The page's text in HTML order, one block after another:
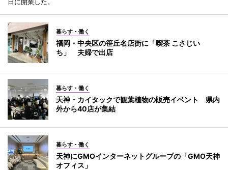
暮らす・働く
福岡・中央区の笹丘名店街に「喫茶 こさじい
ち」 夫婦で出店
暮らす・働く
天神・カイタックで観葉植物の販売イベント 県内
外から40店が集結
暮らす・働く
天神にGMOインターネットグループの「GMO天神
オフィス」